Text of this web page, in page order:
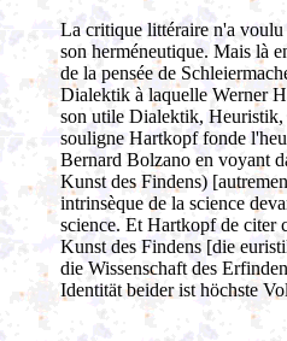
La critique littéraire n'a voulu
son herméneutique. Mais là
de la pensée de
Dialektik à laquelle Werner
son utile Dialektik,
souligne Hartkopf fonde
Bernard Bolzano en voyant
Kunst des Findens)
intrinsèque de la science
science. Et Hartkopf de citer
Kunst des Findens [die
die Wissenschaft des
Identität beider ist höchste